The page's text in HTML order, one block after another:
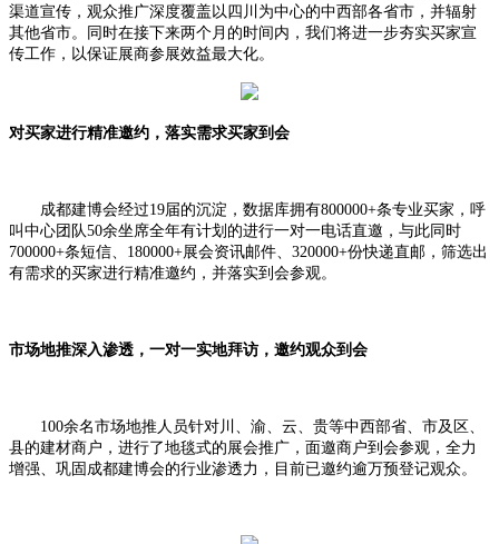
渠道宣传 ， 观众推广深度覆盖以四川为中心的中西部各省市 ，并辐射
其他省市。同时在接下来两个月 的时间 内，我们将进一步夯实买家宣
传工作，以保证展商参展效益最大化。
对买家进行精准邀约，落实需求买家到会
成都建博会经过19届的沉淀，数据库拥有800000+条专业买家，呼
叫中心团队50余坐席全年有计划的进行一对一电话直邀，与此同时
700000+条短信、180000+展会资讯邮件、320000+份快递直邮 ，筛选出
有需求的买家进行精准邀约，并落实到会参观。
市场地推深入渗透，一对一实地拜访，邀约观众到会
100余名市场地推 人员针对川、渝、云、贵等中西部省、市及区、
县的建材商户， 进行了地毯式的展会推广，面邀商户到会参观，全力
增强、 巩固成都建博会的行业渗透力， 目前已邀约逾万预登记观众。